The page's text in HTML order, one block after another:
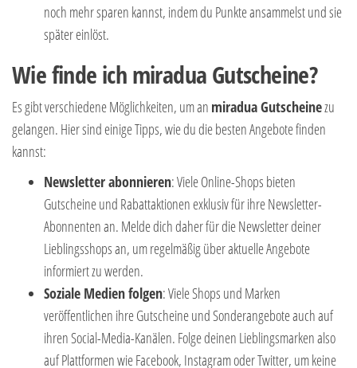
noch mehr sparen kannst, indem du Punkte ansammelst und sie
später einlöst.
Wie finde ich miradua Gutscheine?
Es gibt verschiedene Möglichkeiten, um an miradua Gutscheinezu
gelangen. Hier sind einige Tipps, wie du die besten Angebote finden
kannst:
Newsletter abonnieren: Viele Online-Shops bieten
Gutscheine und Rabattaktionen exklusiv für ihre Newsletter-
Abonnenten an. Melde dich daher für die Newsletter deiner
Lieblingsshops an, um regelmäßig über aktuelle Angebote
informiert zu werden.
Soziale Medien folgen: Viele Shops und Marken
veröffentlichen ihre Gutscheine und Sonderangebote auch auf
ihren Social-Media-Kanälen. Folge deinen Lieblingsmarken also
auf Plattformen wie Facebook, Instagram oder Twitter, um keine